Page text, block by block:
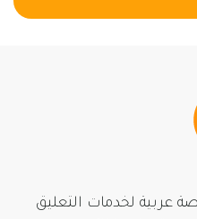
عربية لخدمات التعليق